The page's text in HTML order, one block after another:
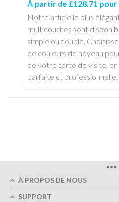
À partir de £128.71 pour
Notre article le plus
multicouches sont
simple ou double.
de couleurs de noyeau
de votre carte de visite,
parfaite et professionnelle.
•••
À PROPOS DE NOUS
SUPPORT